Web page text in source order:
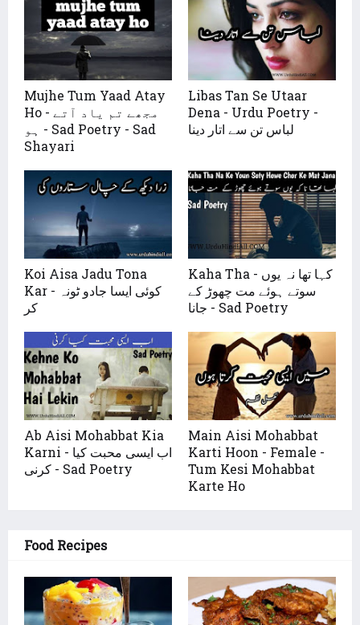
Mujhe Tum Yaad Atay
Ho - مجھے تم یاد آتے
ہو - Sad Poetry - Sad
Shayari
Libas Tan Se Utaar
Dena - Urdu Poetry -
لباس تن سے اتار دینا
Koi Aisa Jadu Tona
Kar - کوئی ایسا جادو ٹونہ
کر
Kaha Tha - کہا تھا نہ یوں
سوتے ہوئے مت چھوڑ کے
جانا - Sad Poetry
Ab Aisi Mohabbat Kia
Karni - اب ایسی محبت کیا
کرنی - Sad Poetry
Main Aisi Mohabbat
Karti Hoon - Female -
Tum Kesi Mohabbat
Karte Ho
Food Recipes